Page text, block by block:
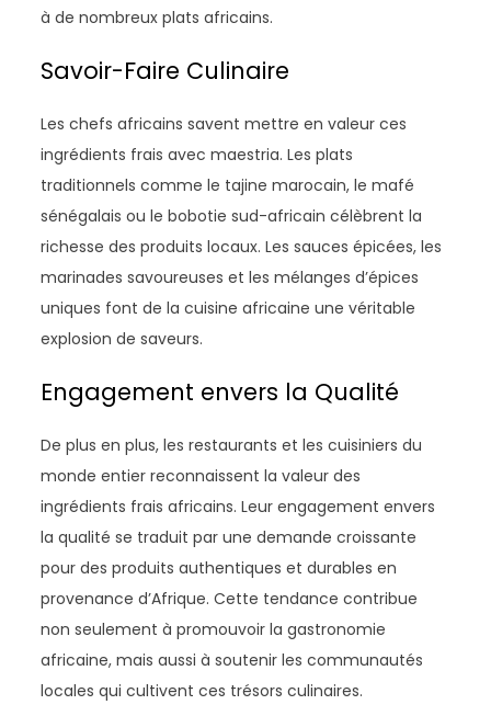
à de nombreux plats africains.
Savoir-Faire Culinaire
Les chefs africains savent mettre en valeur ces
ingrédients frais avec maestria. Les plats
traditionnels comme le tajine marocain, le mafé
sénégalais ou le bobotie sud-africain célèbrent la
richesse des produits locaux. Les sauces épicées, les
marinades savoureuses et les mélanges d’épices
uniques font de la cuisine africaine une véritable
explosion de saveurs.
Engagement envers la Qualité
De plus en plus, les restaurants et les cuisiniers du
monde entier reconnaissent la valeur des
ingrédients frais africains. Leur engagement envers
la qualité se traduit par une demande croissante
pour des produits authentiques et durables en
provenance d’Afrique. Cette tendance contribue
non seulement à promouvoir la gastronomie
africaine, mais aussi à soutenir les communautés
locales qui cultivent ces trésors culinaires.